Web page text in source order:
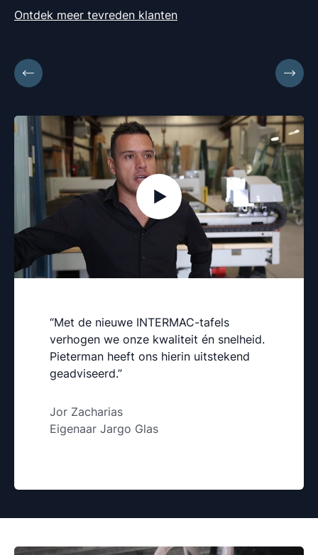
Ontdek meer tevreden klanten
“Met de nieuwe INTERMAC-tafels
verhogen we onze kwaliteit én snelheid.
Pieterman heeft ons hierin uitstekend
geadviseerd.”
Jor Zacharias
Eigenaar Jargo Glas